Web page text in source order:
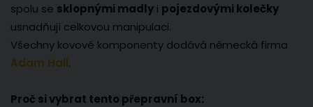
spolu se sklopnými madly i pojezdovými kolečky
usnadňují celkovou manipulaci.
Všechny kovové komponenty dodává německá firma
Adam Hall.
Proč si vybrat tento přepravní box: